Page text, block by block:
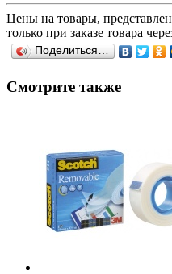
Цены на товары,
только при заказе товара
Поделиться…
Смотрите также